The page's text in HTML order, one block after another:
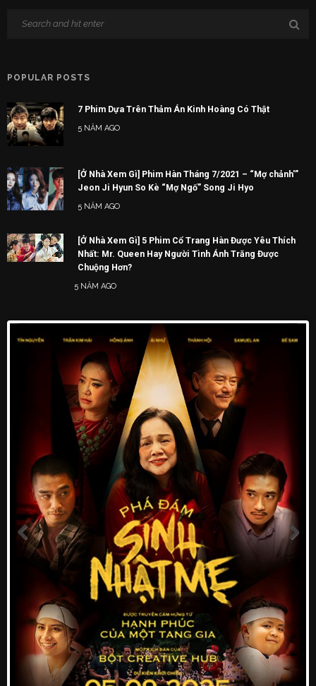
POPULAR POSTS
7 Phim Dựa Trên Thảm Án Kinh Hoàng Có Thật
5 NĂM AGO
[Ở Nhà Xem Gì] Phim Hàn Tháng 7/2021 – “Mợ chảnh'”
Jeon Ji Hyun So Kè “Mợ Ngố” Song Ji Hyo
5 NĂM AGO
[Ở Nhà Xem Gì] 5 Phim Cổ Trang Hàn Được Yêu Thích
Nhất: Mr. Queen Hay Người Tình Ánh Trăng Được
Chuộng Hơn?
5 NĂM AGO